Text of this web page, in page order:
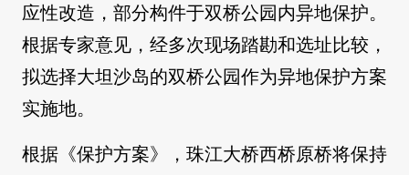
应性改造，部分构件于双桥公园内异地保护。
根据专家意见，经多次现场踏勘和选址比较，
拟选择大坦沙岛的双桥公园作为异地保护方案
实施地。
根据《保护方案》，珠江大桥西桥原桥将保持